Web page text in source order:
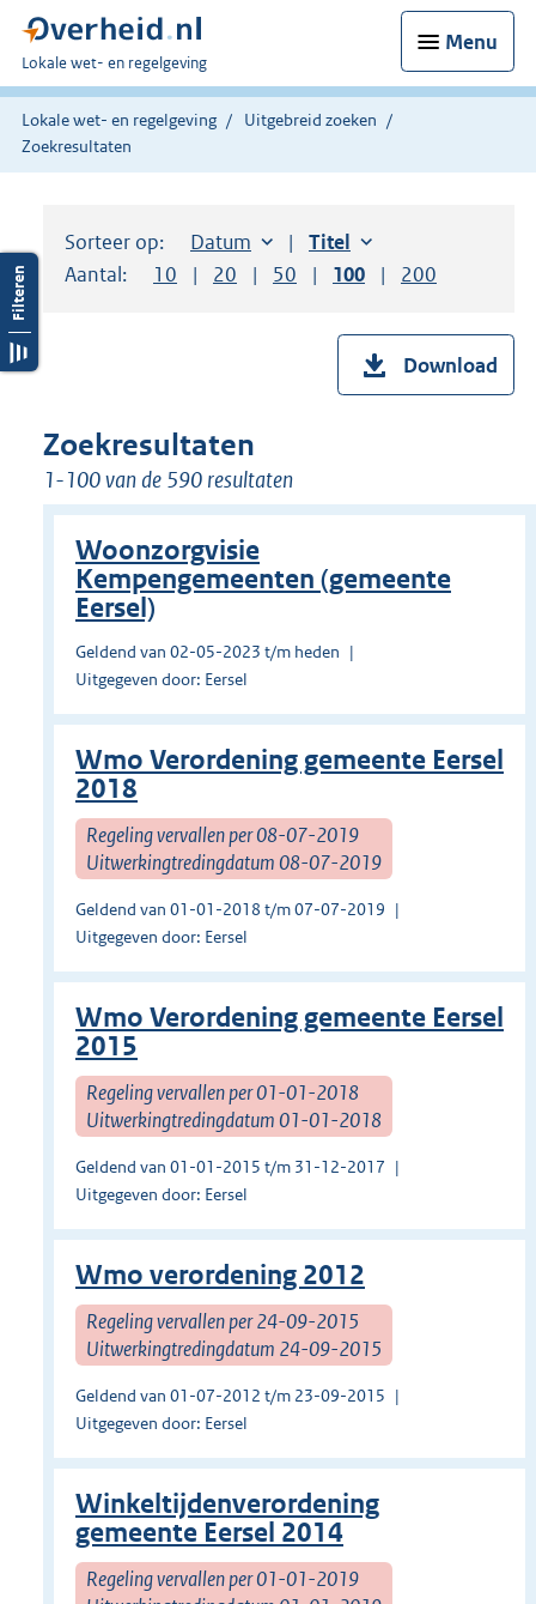
Menu
U
bent
hier:
Lokale wet- en regelgeving
Lokale wet- en regelgeving
Uitgebreid zoeken
Zoekresultaten
Sorteer op: Sorteer op:
Datum aflopendSorteer op:
Titel oplopend
Aantal:
Toon
10 resultaten per pagina
Toon
20 resultaten per pagina
Toon
50 resultaten per pagina
Toon
100 resultaten per
Toon
200
Download
Zoekresultaten
1-100 van de 590 resultaten
Woonzorgvisie
Kempengemeenten (gemeente
Eersel)
Geldend van 02-05-2023 t/m heden
Uitgegeven door: Eersel
Wmo Verordening gemeente Eersel
2018
Regeling vervallen per 08-07-2019
Uitwerkingtredingdatum 08-07-2019
Geldend van 01-01-2018 t/m 07-07-2019
Uitgegeven door: Eersel
Wmo Verordening gemeente Eersel
2015
Regeling vervallen per 01-01-2018
Uitwerkingtredingdatum 01-01-2018
Geldend van 01-01-2015 t/m 31-12-2017
Uitgegeven door: Eersel
Wmo verordening 2012
Regeling vervallen per 24-09-2015
Uitwerkingtredingdatum 24-09-2015
Geldend van 01-07-2012 t/m 23-09-2015
Uitgegeven door: Eersel
Winkeltijdenverordening
gemeente Eersel 2014
Regeling vervallen per 01-01-2019